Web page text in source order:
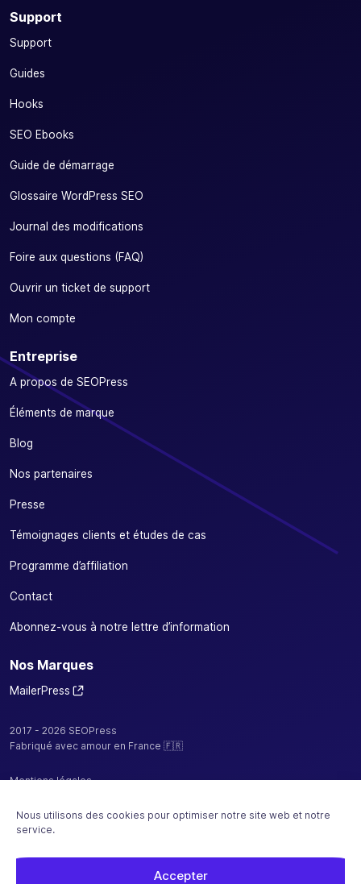
Nous utilisons des cookies pour optimiser notre site web et notre
service.
Accepter
Support
Support
Guides
Hooks
SEO Ebooks
Guide de démarrage
Glossaire WordPress SEO
Journal des modifications
Foire aux questions (FAQ)
Ouvrir un ticket de support
Mon compte
Entreprise
A propos de SEOPress
Éléments de marque
Blog
Nos partenaires
Presse
Témoignages clients et études de cas
Programme d’affiliation
Contact
Abonnez-vous à notre lettre d’information
Nos Marques
MailerPress
2017 - 2026 SEOPress
Fabriqué avec amour en France 🇫🇷
Mentions légales
Politique de confidentialité / cookies
CGV